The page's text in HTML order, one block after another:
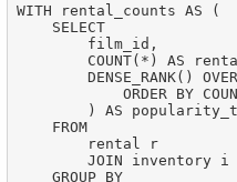
WITH rental_counts AS (
    SELECT
        film_id,
COUNT(*) AS
DENSE_RANK()
ORDER BY
) AS
    FROM
        rental r
JOIN inventory i
    GROUP BY